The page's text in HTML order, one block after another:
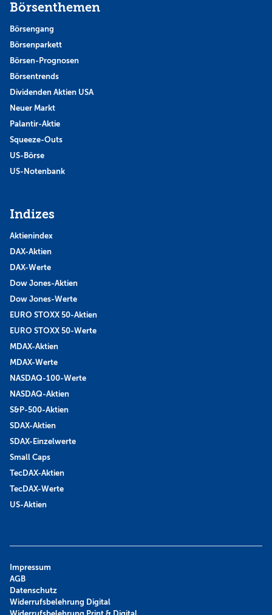
Börsenthemen
Börsengang
Börsenparkett
Börsen-Prognosen
Börsentrends
Dividenden Aktien USA
Neuer Markt
Palantir-Aktie
Squeeze-Outs
US-Börse
US-Notenbank
Indizes
Aktienindex
DAX-Aktien
DAX-Werte
Dow Jones-Aktien
Dow Jones-Werte
EURO STOXX 50-Aktien
EURO STOXX 50-Werte
MDAX-Aktien
MDAX-Werte
NASDAQ-100-Werte
NASDAQ-Aktien
S&P-500-Aktien
SDAX-Aktien
SDAX-Einzelwerte
Small Caps
TecDAX-Aktien
TecDAX-Werte
US-Aktien
Impressum
AGB
Datenschutz
Widerrufsbelehrung Digital